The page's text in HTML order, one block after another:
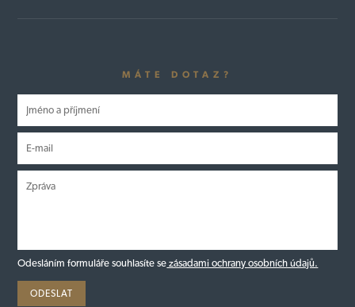
MÁTE DOTAZ?
Odesláním formuláře souhlasíte se zásadami ochrany osobních údajů.